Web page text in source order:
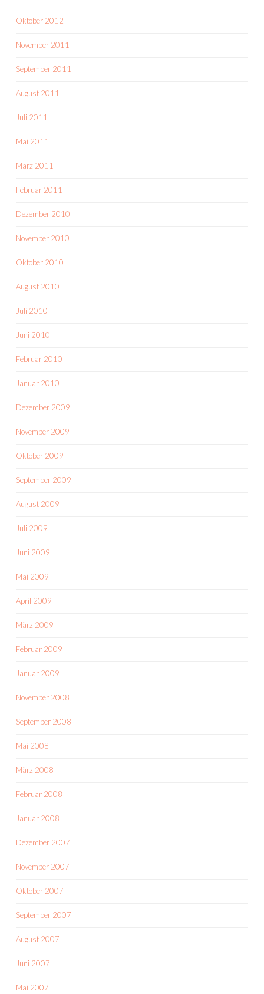
Oktober 2012
November 2011
September 2011
August 2011
Juli 2011
Mai 2011
März 2011
Februar 2011
Dezember 2010
November 2010
Oktober 2010
August 2010
Juli 2010
Juni 2010
Februar 2010
Januar 2010
Dezember 2009
November 2009
Oktober 2009
September 2009
August 2009
Juli 2009
Juni 2009
Mai 2009
April 2009
März 2009
Februar 2009
Januar 2009
November 2008
September 2008
Mai 2008
März 2008
Februar 2008
Januar 2008
Dezember 2007
November 2007
Oktober 2007
September 2007
August 2007
Juni 2007
Mai 2007